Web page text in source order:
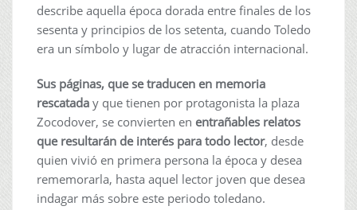
describe aquella época dorada entre finales de los
sesenta y principios de los setenta, cuando Toledo
era un símbolo y lugar de atracción internacional.
Sus páginas, que se traducen en memoria
rescatada y que tienen por protagonista la plaza
Zocodover, se convierten en entrañables relatos
que resultarán de interés para todo lector, desde
quien vivió en primera persona la época y desea
rememorarla, hasta aquel lector joven que desea
indagar más sobre este periodo toledano.